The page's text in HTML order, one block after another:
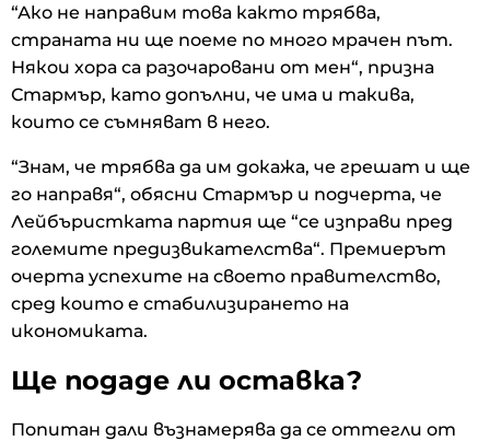
“Ако не направим това както трябва,
страната ни ще поеме по много мрачен път.
Някои хора са разочаровани от мен“, призна
Стармър, като допълни, че има и такива,
които се съмняват в него.
“Знам, че трябва да им докажа, че грешат и ще
го направя“, обясни Стармър и подчерта, че
Лейбъристката партия ще “се изправи пред
големите предизвикателства“. Премиерът
очерта успехите на своето правителство,
сред които е стабилизирането на
икономиката.
Ще подаде ли оставка?
Попитан дали възнамерява да се оттегли от